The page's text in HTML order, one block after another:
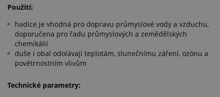
Použití:
hadice je vhodná pro dopravu průmyslové vody a vzduchu,
doporučena pro řadu průmyslových a zemědělských
chemikálií
duše i obal odolávají teplotám, slunečnímu záření, ozónu a
povětrnostním vlivům
Technické parametry: